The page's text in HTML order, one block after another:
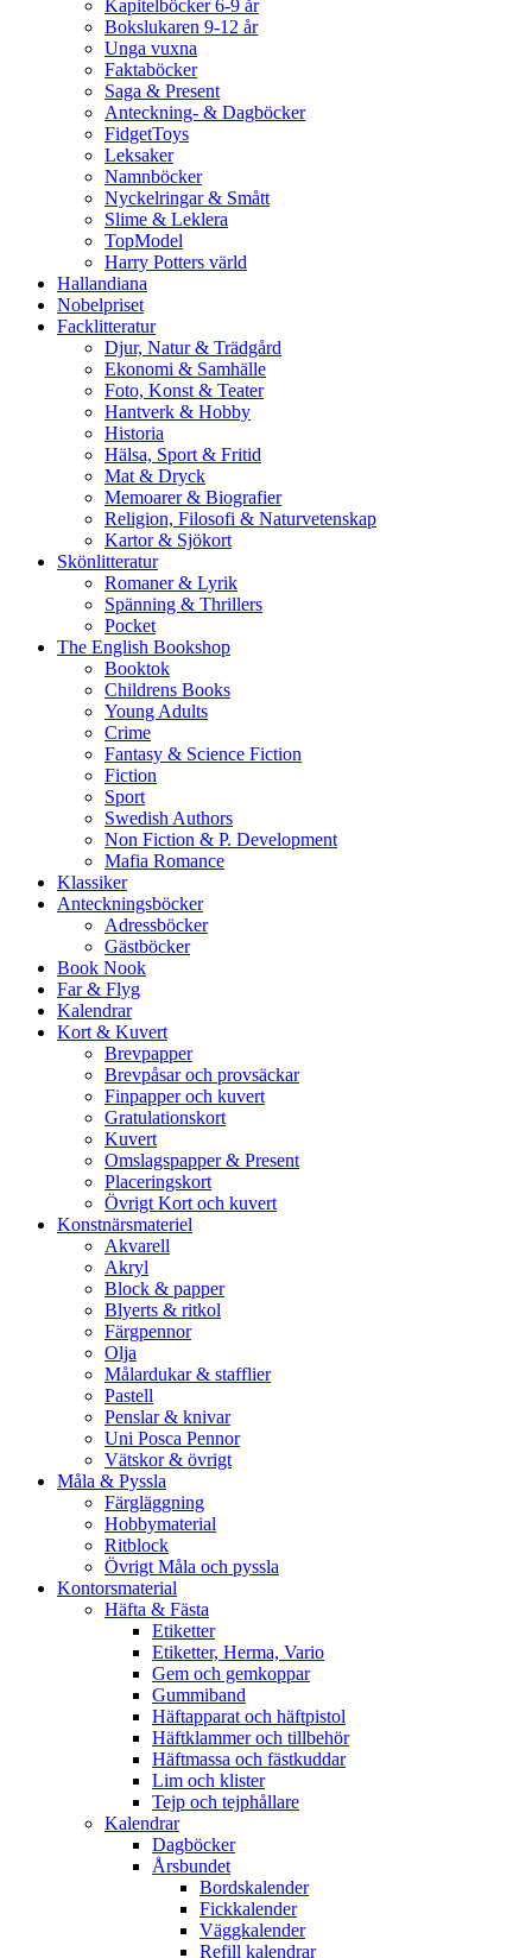
Kapitelböcker 6-9 år
Bokslukaren 9-12 år
Unga vuxna
Faktaböcker
Saga & Present
Anteckning- & Dagböcker
FidgetToys
Leksaker
Namnböcker
Nyckelringar & Smått
Slime & Leklera
TopModel
Harry Potters värld
Hallandiana
Nobelpriset
Facklitteratur
Djur, Natur & Trädgård
Ekonomi & Samhälle
Foto, Konst & Teater
Hantverk & Hobby
Historia
Hälsa, Sport & Fritid
Mat & Dryck
Memoarer & Biografier
Religion, Filosofi & Naturvetenskap
Kartor & Sjökort
Skönlitteratur
Romaner & Lyrik
Spänning & Thrillers
Pocket
The English Bookshop
Booktok
Childrens Books
Young Adults
Crime
Fantasy & Science Fiction
Fiction
Sport
Swedish Authors
Non Fiction & P. Development
Mafia Romance
Klassiker
Anteckningsböcker
Adressböcker
Gästböcker
Book Nook
Far & Flyg
Kalendrar
Kort & Kuvert
Brevpapper
Brevpåsar och provsäckar
Finpapper och kuvert
Gratulationskort
Kuvert
Omslagspapper & Present
Placeringskort
Övrigt Kort och kuvert
Konstnärsmateriel
Akvarell
Akryl
Block & papper
Blyerts & ritkol
Färgpennor
Olja
Målardukar & stafflier
Pastell
Penslar & knivar
Uni Posca Pennor
Vätskor & övrigt
Måla & Pyssla
Färgläggning
Hobbymaterial
Ritblock
Övrigt Måla och pyssla
Kontorsmaterial
Häfta & Fästa
Etiketter
Etiketter, Herma, Vario
Gem och gemkoppar
Gummiband
Häftapparat och häftpistol
Häftklammer och tillbehör
Häftmassa och fästkuddar
Lim och klister
Tejp och tejphållare
Kalendrar
Dagböcker
Årsbundet
Bordskalender
Fickkalender
Väggkalender
Refill kalendrar